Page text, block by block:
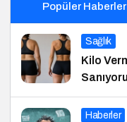
Popüler Haberler
Sağlık
Kilo
Haberler